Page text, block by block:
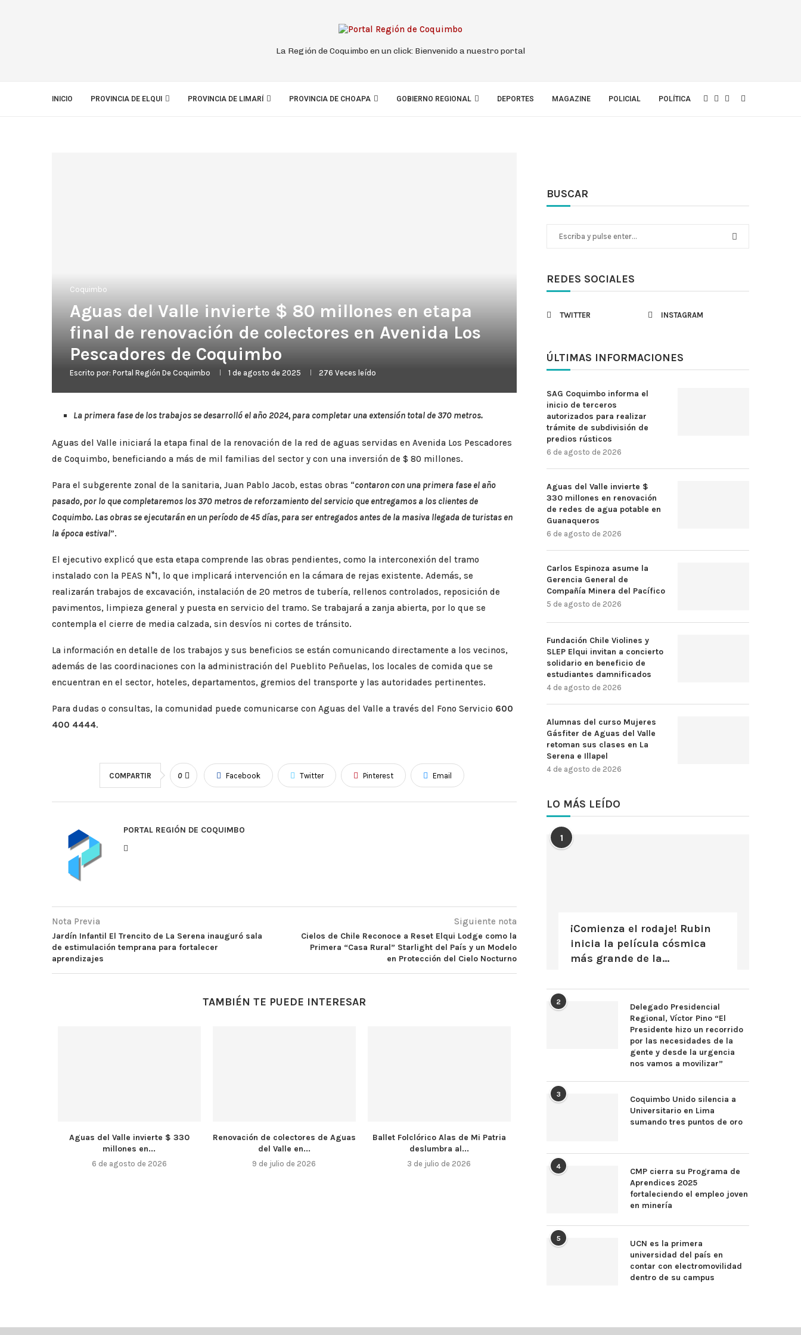
La Región de Coquimbo en un click: Bienvenido a nuestro portal
INICIO PROVINCIA DE ELQUI PROVINCIA DE LIMARÍ PROVINCIA DE CHOAPA GOBIERNO REGIONAL DEPORTES MAGAZINE POLICIAL POLÍTICA
Coquimbo
Aguas del Valle invierte $ 80 millones en etapa
final de renovación de colectores en Avenida Los
Pescadores de Coquimbo
Escrito por: Portal Región De Coquimbo 1 de agosto de 2025 276 Veces leído
La primera fase de los trabajos se desarrolló el año 2024, para completar una extensión total de 370 metros.
Aguas del Valle iniciará la etapa final de la renovación de la red de aguas servidas en Avenida Los Pescadores
de Coquimbo, beneficiando a más de mil familias del sector y con una inversión de $ 80 millones.
Para el subgerente zonal de la sanitaria, Juan Pablo Jacob, estas obras “contaron con una primera fase el año
pasado, por lo que completaremos los 370 metros de reforzamiento del servicio que entregamos a los clientes de
Coquimbo. Las obras se ejecutarán en un período de 45 días, para ser entregados antes de la masiva llegada de turistas en
la época estival”.
El ejecutivo explicó que esta etapa comprende las obras pendientes, como la interconexión del tramo
instalado con la PEAS N°1, lo que implicará intervención en la cámara de rejas existente. Además, se
realizarán trabajos de excavación, instalación de 20 metros de tubería, rellenos controlados, reposición de
pavimentos, limpieza general y puesta en servicio del tramo. Se trabajará a zanja abierta, por lo que se
contempla el cierre de media calzada, sin desvíos ni cortes de tránsito.
La información en detalle de los trabajos y sus beneficios se están comunicando directamente a los vecinos,
además de las coordinaciones con la administración del Pueblito Peñuelas, los locales de comida que se
encuentran en el sector, hoteles, departamentos, gremios del transporte y las autoridades pertinentes.
Para dudas o consultas, la comunidad puede comunicarse con Aguas del Valle a través del Fono Servicio 600
400 4444.
COMPARTIR 0 Facebook Twitter Pinterest Email
PORTAL REGIÓN DE COQUIMBO
Nota Previa
Jardín Infantil El Trencito de La Serena inauguró sala
de estimulación temprana para fortalecer
aprendizajes
Siguiente nota
Cielos de Chile Reconoce a Reset Elqui Lodge como la
Primera “Casa Rural” Starlight del País y un Modelo
en Protección del Cielo Nocturno
TAMBIÉN TE PUEDE INTERESAR
Aguas del Valle invierte $ 330
millones en...
6 de agosto de 2026
Renovación de colectores de Aguas
del Valle en...
9 de julio de 2026
Ballet Folclórico Alas de Mi Patria
deslumbra al...
3 de julio de 2026
BUSCAR
REDES SOCIALES
TWITTER INSTAGRAM
ÚLTIMAS INFORMACIONES
SAG Coquimbo informa el
inicio de terceros
autorizados para realizar
trámite de subdivisión de
predios rústicos
6 de agosto de 2026
Aguas del Valle invierte $
330 millones en renovación
de redes de agua potable en
Guanaqueros
6 de agosto de 2026
Carlos Espinoza asume la
Gerencia General de
Compañía Minera del Pacífico
5 de agosto de 2026
Fundación Chile Violines y
SLEP Elqui invitan a concierto
solidario en beneficio de
estudiantes damnificados
4 de agosto de 2026
Alumnas del curso Mujeres
Gásfiter de Aguas del Valle
retoman sus clases en La
Serena e Illapel
4 de agosto de 2026
LO MÁS LEÍDO
1
¡Comienza el rodaje! Rubin
inicia la película cósmica
más grande de la...
2
Delegado Presidencial
Regional, Víctor Pino “El
Presidente hizo un recorrido
por las necesidades de la
gente y desde la urgencia
nos vamos a movilizar”
3
Coquimbo Unido silencia a
Universitario en Lima
sumando tres puntos de oro
4
CMP cierra su Programa de
Aprendices 2025
fortaleciendo el empleo joven
en minería
5
UCN es la primera
universidad del país en
contar con electromovilidad
dentro de su campus